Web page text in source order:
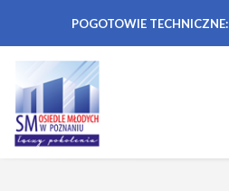
POGOTOWIE TECHNICZNE: